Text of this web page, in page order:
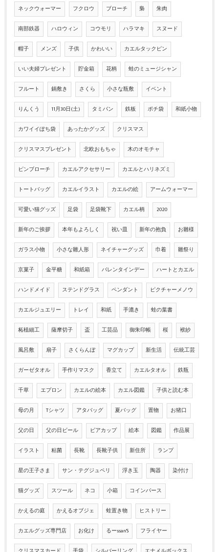
ネックウォーマー フクロウ ブローチ 梟 朱肉
南部鉄器 ハロウィン コウモリ ハラマキ スヌード
帽子 メンズ 子供 かわいい カエルタックピン
いい夫婦プレゼント 貯金箱 花柄 蛙のミュージシャン
フルート 鍋敷き さくら 小さな瓶敷 イベント
りんくう 11月30日(土) タミパン 鉄板 ポチ袋 和紙小物
カワイイぽち袋 あったかグッズ クリスマス
クリスマスプレゼント 北欧おもちゃ 木のオモチャ
ピンブローチ カエルアクセサリー カエルとハリネズミ
トートバッグ カエルイラスト カエルの絵 アームウォーマー
可愛い猫グッズ 足袋 足袋靴下 カエル柄 2020
新年のご挨拶 本年もよろしく 祝い皿 新年の抱負 お雛様
ガラス小物 小さな雛人形 ネイチャーグッズ 巾着 雛祭り
京菓子 金平糖 和紙箱 バレンタインデー ハートとカエル
ハンドメイド ステンドグラス ペンダント ピクチャーメノウ
カエルジュエリー トレイ 和紙 手漉き 蛙の葉書
柘植細工 薩摩切子 盃 工芸品 御朱印帳 桜 袱紗
風呂敷 扇子 さくらんぼ マグカップ 新生活 伝統工芸
ガーゼタオル 手作りマスク 香立て カエルタオル 鉄瓶
千草 エプロン カエルの絵本 カエル図鑑 子供と読む本
母の月 Tシャツ アタバッグ 夏バッグ 置物 お猪口
父の日 父の日ビール ビアカップ 絵本 図鑑 作品展
イラスト 粘菌 長靴 長靴子供 新住所 ランプ
星の王子さま サン・テグジュペリ 浮き玉 陶器 染付け
猫グッズ スツール ネコ 小箱 コインパース
かえるの庭 かえるオブジェ 蛙置き物 ヒストリー
カエルグッズ専門店 お化け るーssan'S フライヤー